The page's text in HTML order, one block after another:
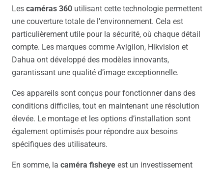
Les caméras 360 utilisant cette technologie permettent
une couverture totale de l’environnement. Cela est
particulièrement utile pour la sécurité, où chaque détail
compte. Les marques comme Avigilon, Hikvision et
Dahua ont développé des modèles innovants,
garantissant une qualité d’image exceptionnelle.
Ces appareils sont conçus pour fonctionner dans des
conditions difficiles, tout en maintenant une résolution
élevée. Le montage et les options d’installation sont
également optimisés pour répondre aux besoins
spécifiques des utilisateurs.
En somme, la caméra fisheye est un investissement